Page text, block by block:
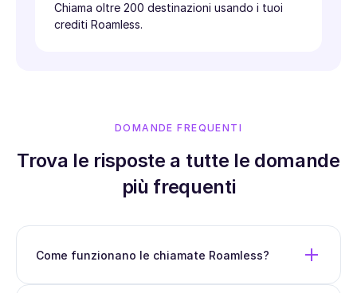
Chiama oltre 200 destinazioni usando i tuoi
crediti Roamless.
DOMANDE FREQUENTI
Trova le risposte a tutte le domande
più frequenti
Come funzionano le chiamate Roamless?